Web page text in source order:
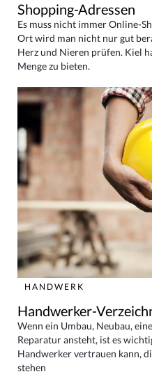
Shopping-Adressen
Es muss nicht immer Online-
Ort wird man nicht nur gut
Herz und Nieren prüfen. Kiel
Menge zu bieten.
HANDWERK
Handwerker-
Wenn ein Umbau, Neubau,
Reparatur ansteht, ist es
Handwerker vertrauen kann,
stehen